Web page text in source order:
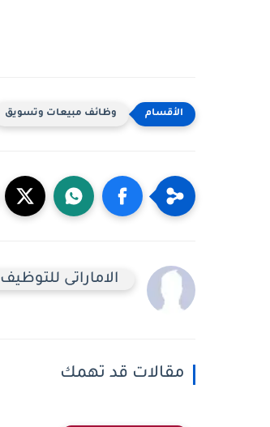
وظائف مبيعات وتسويق
الاماراتى للتوظيف
مقالات قد تهمك